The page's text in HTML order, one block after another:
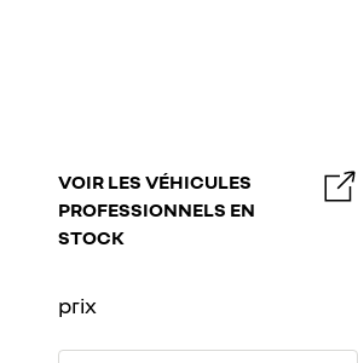
VOIR LES VÉHICULES
PROFESSIONNELS EN
STOCK
prix